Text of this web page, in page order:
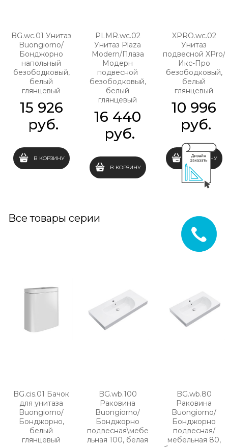
BG.wc.01 Унитаз
Buongiorno/
Бонджорно
напольный
безободковый,
белый
глянцевый
15 926
руб.
В КОРЗИНУ
PLMR.wc.02
Унитаз Plaza
Modern/Плаза
Модерн
подвесной
безободковый,
белый
глянцевый
16 440
руб.
В КОРЗИНУ
XPRO.wc.02
Унитаз
подвесной XPro/
Икс-Про
безободковый,
белый
глянцевый
10 996
руб.
В КОРЗИНУ
Все товары серии
BG.cis.01 Бачок
для унитаза
Buongiorno/
Бонджорно,
белый
глянцевый
BG.wb.100
Раковина
Buongiorno/
Бонджорно
подвесная\мебе
льная 100, белая
BG.wb.80
Раковина
Buongiorno/
Бонджорно
подвесная/
мебельная 80,